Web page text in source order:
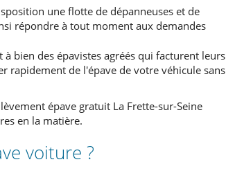
une flotte de dépanneuses et de
répondre à tout moment aux demandes
bien des épavistes agréés qui facturent leurs
rapidement de l'épave de votre véhicule sans
épave gratuit La Frette-sur-Seine
en la matière.
voiture ?